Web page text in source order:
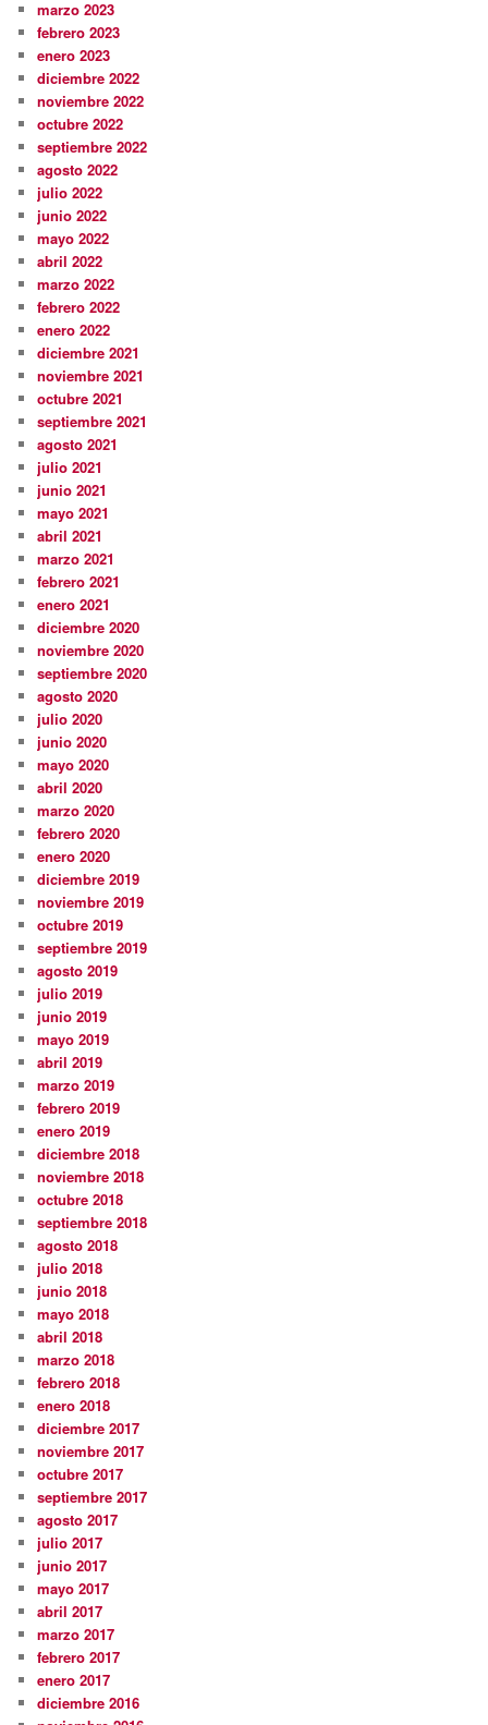
marzo 2023
febrero 2023
enero 2023
diciembre 2022
noviembre 2022
octubre 2022
septiembre 2022
agosto 2022
julio 2022
junio 2022
mayo 2022
abril 2022
marzo 2022
febrero 2022
enero 2022
diciembre 2021
noviembre 2021
octubre 2021
septiembre 2021
agosto 2021
julio 2021
junio 2021
mayo 2021
abril 2021
marzo 2021
febrero 2021
enero 2021
diciembre 2020
noviembre 2020
septiembre 2020
agosto 2020
julio 2020
junio 2020
mayo 2020
abril 2020
marzo 2020
febrero 2020
enero 2020
diciembre 2019
noviembre 2019
octubre 2019
septiembre 2019
agosto 2019
julio 2019
junio 2019
mayo 2019
abril 2019
marzo 2019
febrero 2019
enero 2019
diciembre 2018
noviembre 2018
octubre 2018
septiembre 2018
agosto 2018
julio 2018
junio 2018
mayo 2018
abril 2018
marzo 2018
febrero 2018
enero 2018
diciembre 2017
noviembre 2017
octubre 2017
septiembre 2017
agosto 2017
julio 2017
junio 2017
mayo 2017
abril 2017
marzo 2017
febrero 2017
enero 2017
diciembre 2016